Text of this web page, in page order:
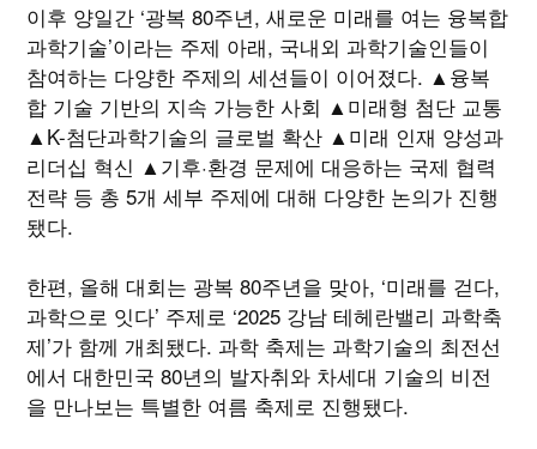
이후 양일간 ‘광복 80주년, 새로운 미래를 여는 융복합
과학기술’이라는 주제 아래, 국내외 과학기술인들이
참여하는 다양한 주제의 세션들이 이어졌다. ▲융복
합 기술 기반의 지속 가능한 사회 ▲미래형 첨단 교통
▲K-첨단과학기술의 글로벌 확산 ▲미래 인재 양성과
리더십 혁신 ▲기후·환경 문제에 대응하는 국제 협력
전략 등 총 5개 세부 주제에 대해 다양한 논의가 진행
됐다.
한편, 올해 대회는 광복 80주년을 맞아, ‘미래를 걷다,
과학으로 잇다’ 주제로 ‘2025 강남 테헤란밸리 과학축
제’가 함께 개최됐다. 과학 축제는 과학기술의 최전선
에서 대한민국 80년의 발자취와 차세대 기술의 비전
을 만나보는 특별한 여름 축제로 진행됐다.